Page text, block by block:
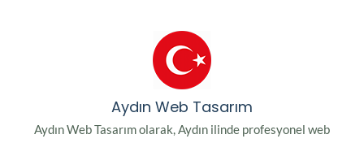
Aydın Web Tasarım
Aydın Web Tasarım olarak, Aydın ilinde profesyonel web